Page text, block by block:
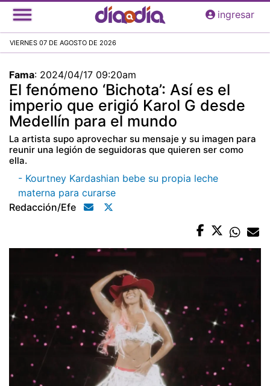
Pasar
al
principal
ingresar
VIERNES 07 DE AGOSTO DE 2026
Fama: 2024/04/17 09:20am
El fenómeno ‘Bichota’: Así es el
imperio que erigió Karol G desde
Medellín para el mundo
La artista supo aprovechar su mensaje y su imagen para
reunir una legión de seguidoras que quieren ser como
ella.
- Kourtney Kardashian bebe su propia leche
materna para curarse
Redacción/efe